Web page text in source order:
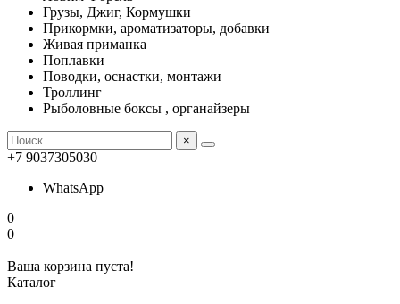
Грузы, Джиг, Кормушки
Прикормки, ароматизаторы, добавки
Живая приманка
Поплавки
Поводки, оснастки, монтажи
Троллинг
Рыболовные боксы , органайзеры
×
+7 9037305030
WhatsApp
0
0
Ваша корзина пуста!
Каталог